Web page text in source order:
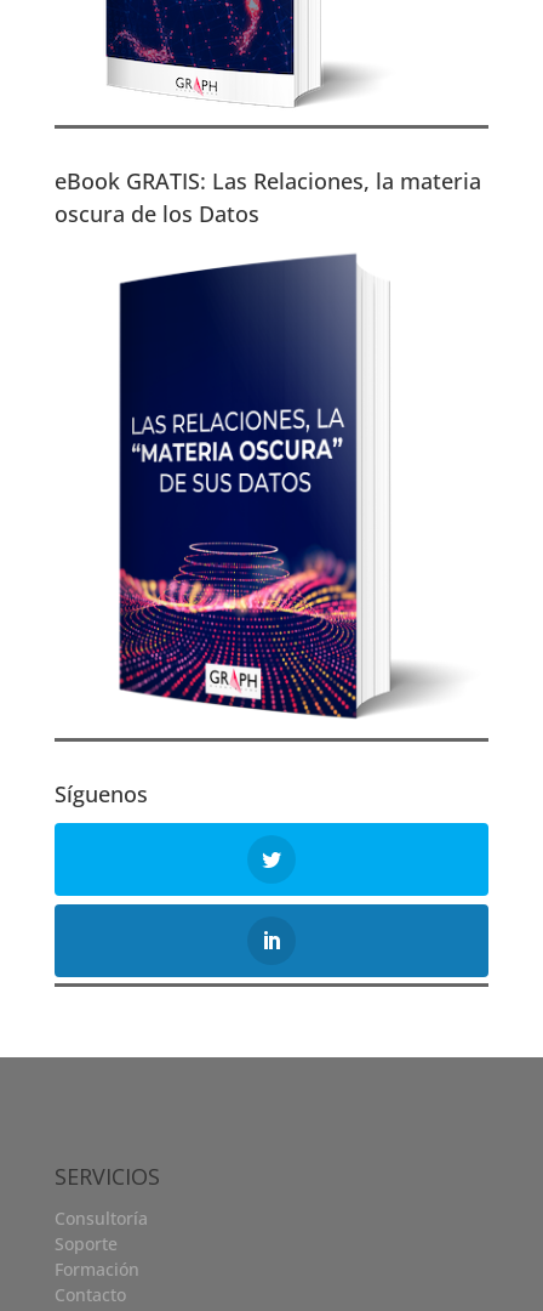
eBook GRATIS: Las Relaciones, la materia
oscura de los Datos
Síguenos
SERVICIOS
Consultoría
Soporte
Formación
Contacto